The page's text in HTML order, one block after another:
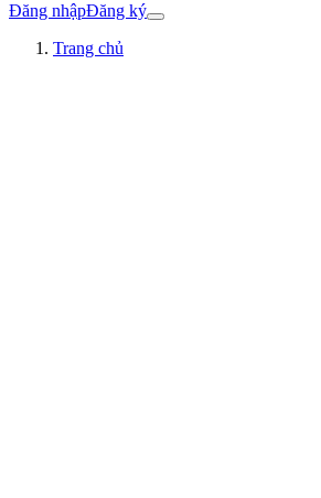
Đăng nhậpĐăng ký
Trang chủ